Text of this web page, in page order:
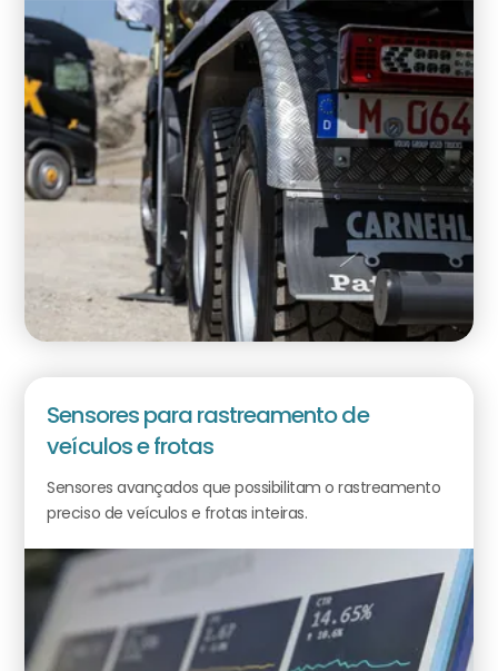
Sensores para rastreamento de
veículos e frotas
Sensores avançados que possibilitam o rastreamento
preciso de veículos e frotas inteiras.